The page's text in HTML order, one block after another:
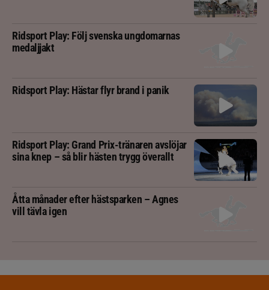
Ridsport Play: Följ svenska ungdomarnas
medaljjakt
Ridsport Play: Hästar flyr brand i panik
Ridsport Play: Grand Prix-tränaren avslöjar
sina knep – så blir hästen trygg överallt
Åtta månader efter hästsparken – Agnes
vill tävla igen